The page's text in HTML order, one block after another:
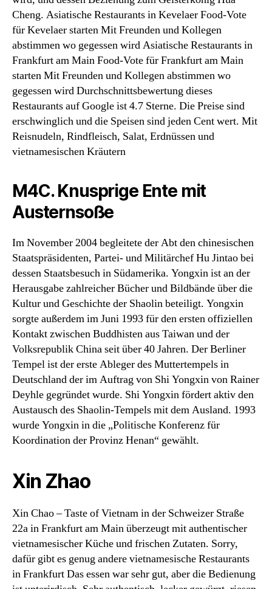
Cheng. Asiatische Restaurants in Kevelaer Food-Vote
für Kevelaer starten Mit Freunden und Kollegen
abstimmen wo gegessen wird Asiatische Restaurants in
Frankfurt am Main Food-Vote für Frankfurt am Main
starten Mit Freunden und Kollegen abstimmen wo
gegessen wird Durchschnittsbewertung dieses
Restaurants auf Google ist 4.7 Sterne. Die Preise sind
erschwinglich und die Speisen sind jeden Cent wert. Mit
Reisnudeln, Rindfleisch, Salat, Erdnüssen und
vietnamesischen Kräutern
M4C. Knusprige Ente mit
Austernsoße
Im November 2004 begleitete der Abt den chinesischen
Staatspräsidenten, Partei- und Militärchef Hu Jintao bei
dessen Staatsbesuch in Südamerika. Yongxin ist an der
Herausgabe zahlreicher Bücher und Bildbände über die
Kultur und Geschichte der Shaolin beteiligt. Yongxin
sorgte außerdem im Juni 1993 für den ersten offiziellen
Kontakt zwischen Buddhisten aus Taiwan und der
Volksrepublik China seit über 40 Jahren. Der Berliner
Tempel ist der erste Ableger des Muttertempels in
Deutschland der im Auftrag von Shi Yongxin von Rainer
Deyhle gegründet wurde. Shi Yongxin fördert aktiv den
Austausch des Shaolin-Tempels mit dem Ausland. 1993
wurde Yongxin in die „Politische Konferenz für
Koordination der Provinz Henan“ gewählt.
Xin Zhao
Xin Chao – Taste of Vietnam in der Schweizer Straße
22a in Frankfurt am Main überzeugt mit authentischer
vietnamesischer Küche und frischen Zutaten. Sorry,
dafür gibt es genug andere vietnamesische Restaurants
in Frankfurt Das essen war sehr gut, aber die Bedienung